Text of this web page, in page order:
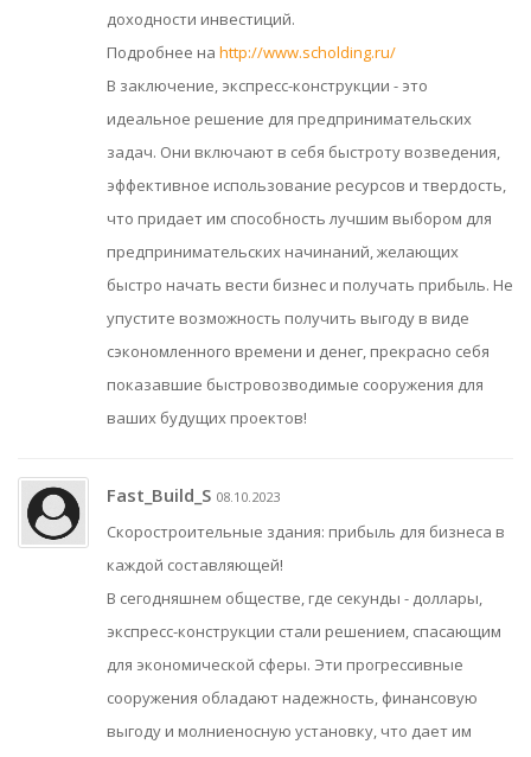
доходности инвестиций.
Подробнее на http://www.scholding.ru/
В заключение, экспресс-конструкции - это
идеальное решение для предпринимательских
задач. Они включают в себя быстроту возведения,
эффективное использование ресурсов и твердость,
что придает им способность лучшим выбором для
предпринимательских начинаний, желающих
быстро начать вести бизнес и получать прибыль. Не
упустите возможность получить выгоду в виде
сэкономленного времени и денег, прекрасно себя
показавшие быстровозводимые сооружения для
ваших будущих проектов!
Fast_Build_S 08.10.2023
Скоростроительные здания: прибыль для бизнеса в
каждой составляющей!
В сегодняшнем обществе, где секунды - доллары,
экспресс-конструкции стали решением, спасающим
для экономической сферы. Эти прогрессивные
сооружения обладают надежность, финансовую
выгоду и молниеносную установку, что дает им